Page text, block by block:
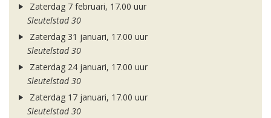
Zaterdag 7 februari, 17.00 uur
Sleutelstad 30
Zaterdag 31 januari, 17.00 uur
Sleutelstad 30
Zaterdag 24 januari, 17.00 uur
Sleutelstad 30
Zaterdag 17 januari, 17.00 uur
Sleutelstad 30